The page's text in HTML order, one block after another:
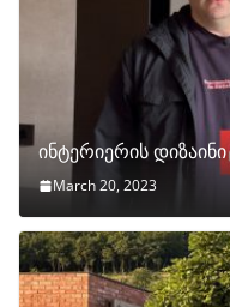
ინტერიერის დიზაინი
March 20, 2023